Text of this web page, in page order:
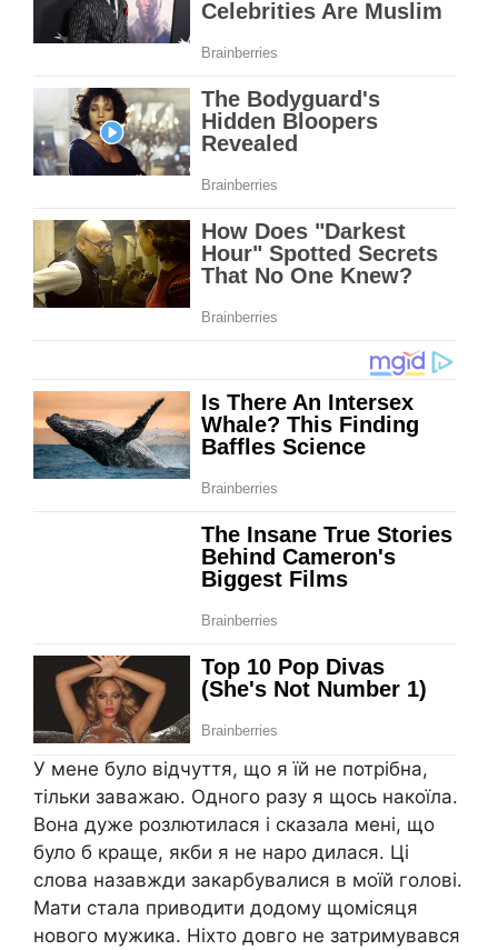
У мене було відчуття, що я їй не потрібна,
тільки заважаю. Одного разу я щось накоїла.
Вона дуже розлютилася і сказала мені, що
було б краще, якби я не наро дилася. Ці
слова назавжди закарбувалися в моїй голові.
Мати стала приводити додому щомісяця
нового мужика. Ніхто довго не затримувався